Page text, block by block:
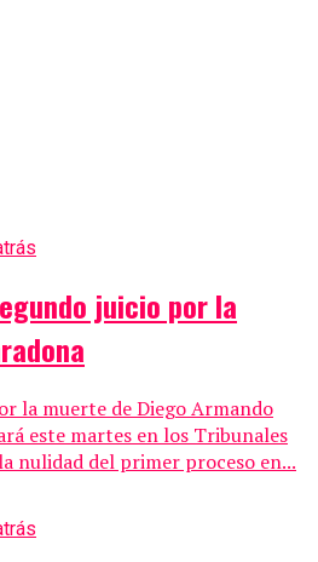
juicio por la
la muerte de Diego Armando
este martes en los Tribunales
nulidad del primer proceso en...